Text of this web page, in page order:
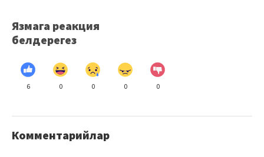
Язмага реакция
белдерегез
6 0 0 0 0
Комментарийлар